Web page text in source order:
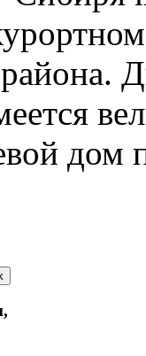
дом